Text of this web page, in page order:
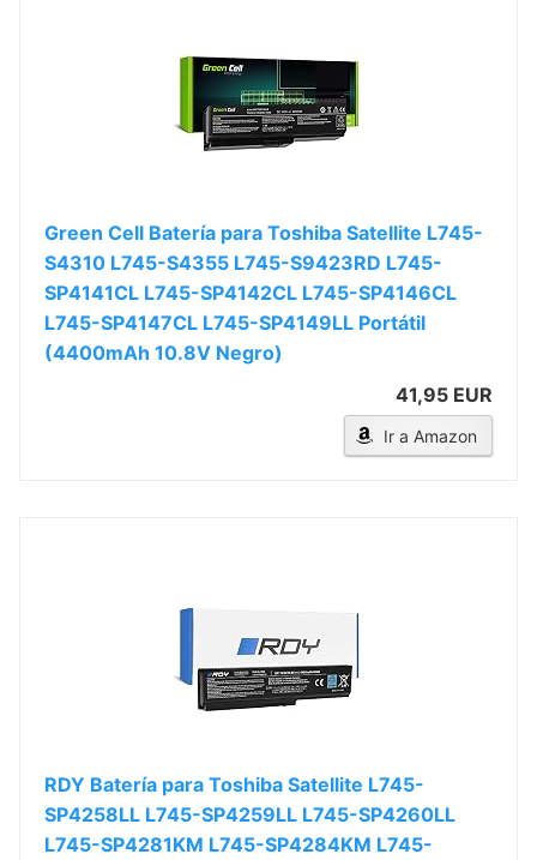
Green Cell Batería para Toshiba Satellite L745-
S4310 L745-S4355 L745-S9423RD L745-
SP4141CL L745-SP4142CL L745-SP4146CL
L745-SP4147CL L745-SP4149LL Portátil
(4400mAh 10.8V Negro)
41,95 EUR
Ir a Amazon
RDY Batería para Toshiba Satellite L745-
SP4258LL L745-SP4259LL L745-SP4260LL
L745-SP4281KM L745-SP4284KM L745-